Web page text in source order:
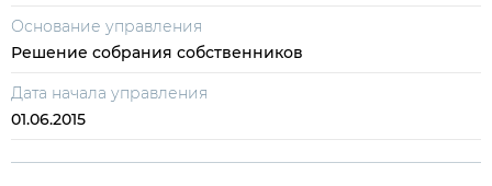
Основание управления
Решение собрания собственников
Дата начала управления
01.06.2015